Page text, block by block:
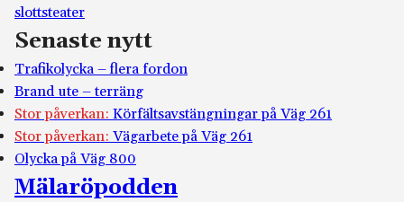
slottsteater
Senaste nytt
Trafikolycka – flera fordon
Brand ute – terräng
Stor påverkan: Körfältsavstängningar på Väg 261
Stor påverkan: Vägarbete på Väg 261
Olycka på Väg 800
Mälaröpodden